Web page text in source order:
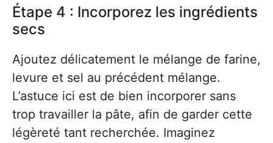
Étape 4 : Incorporez les ingrédients
secs
Ajoutez délicatement le mélange de farine,
levure et sel au précédent mélange.
L’astuce ici est de bien incorporer sans
trop travailler la pâte, afin de garder cette
légèreté tant recherchée. Imaginez